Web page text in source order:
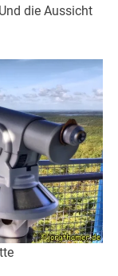
die Aussicht